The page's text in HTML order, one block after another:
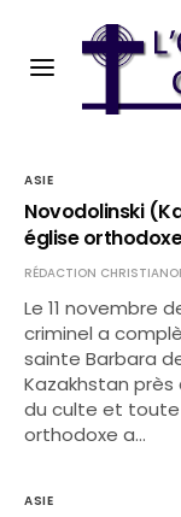
ASIE
Novodolinski
église
RÉDACTION
Le 11 novembre
criminel a
sainte Barbara
Kazakhstan
du culte et toute
orthodoxe a…
ASIE